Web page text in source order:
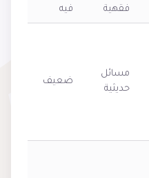
فقهية
فيه
مسائل
حديثية
ضعيف